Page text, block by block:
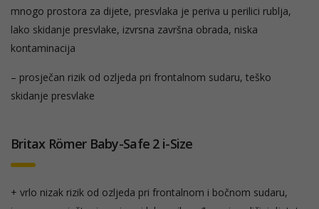
mnogo prostora za dijete, presvlaka je periva u perilici rublja,
lako skidanje presvlake, izvrsna završna obrada, niska
kontaminacija
– prosječan rizik od ozljeda pri frontalnom sudaru, teško
skidanje presvlake
Britax Römer Baby-Safe 2 i-Size
+ vrlo nizak rizik od ozljeda pri frontalnom i bočnom sudaru,